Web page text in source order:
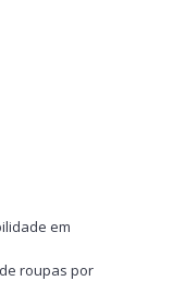
em
roupas por